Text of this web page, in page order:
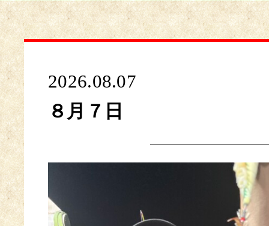
2026.08.07
８月７日